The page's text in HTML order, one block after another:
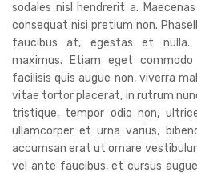
sodales nisl hendrerit a.
consequat nisi pretium non.
faucibus at, egestas et nulla.
maximus. Etiam eget
facilisis quis augue non, viverra
vitae tortor placerat, in rutrum
tristique, tempor odio non,
ullamcorper et urna varius,
accumsan erat ut ornare
vel ante faucibus, et cursus